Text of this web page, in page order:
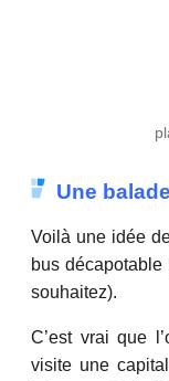
Une
Voilà une idée
bus
souhaitez).
C’est vrai que
visite une